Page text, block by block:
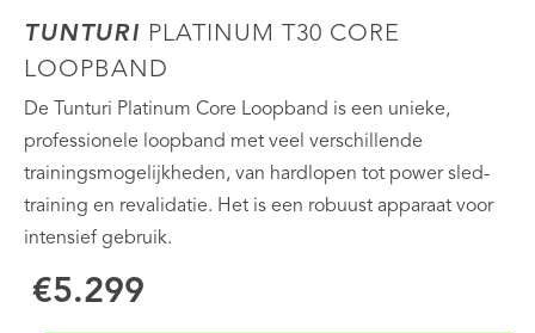
TUNTURI PLATINUM T30 CORE
LOOPBAND
De Tunturi Platinum Core Loopband is een unieke,
professionele loopband met veel verschillende
trainingsmogelijkheden, van hardlopen tot power sled-
training en revalidatie. Het is een robuust apparaat voor
intensief gebruik.
€5.299